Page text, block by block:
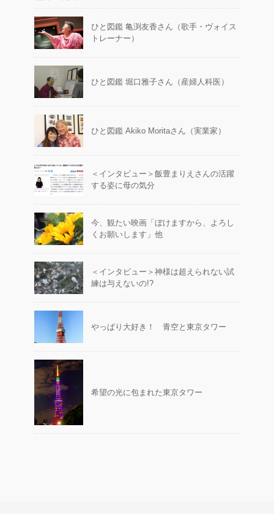
ひと図鑑 亀渕友香さん（歌手・ヴォイス
トレーナー）
ひと図鑑 堀口雅子さん（産婦人科医）
ひと図鑑 Akiko Moritaさん（実業家）
＜インタビュー＞飯豊まりえさんの活躍
する姿に母の気分
今、観たい映画「ぼけますから、よろし
くお願いします」他
＜インタビュー＞神様は超えられない試
練は与えないの!?
やっぱり大好き！ 青空と東京タワー
希望の光に包まれた東京タワー